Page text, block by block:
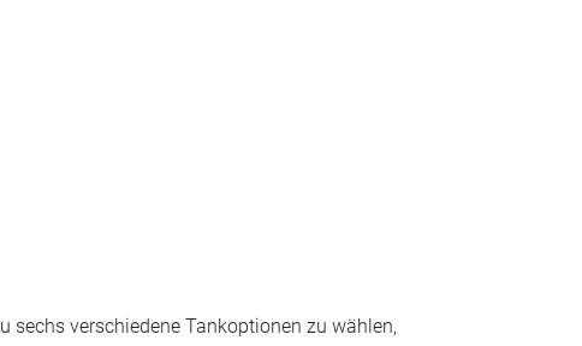
sechs verschiedene Tankoptionen zu wählen,